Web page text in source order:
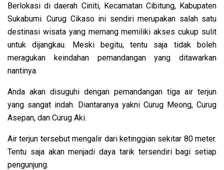
Berlokasi di daerah Ciniti, Kecamatan Cibitung, Kabupaten
Sukabumi. Curug Cikaso ini sendiri merupakan salah satu
destinasi wisata yang memang memiliki akses cukup sulit
untuk dijangkau. Meski begitu, tentu saja tidak boleh
meragukan keindahan pemandangan yang ditawarkan
nantinya.
Anda akan disuguhi dengan pemandangan tiga air terjun
yang sangat indah. Diantaranya yakni Curug Meong, Curug
Asepan, dan Curug Aki.
Air terjun tersebut mengalir dari ketinggian sekitar 80 meter.
Tentu saja akan menjadi daya tarik tersendiri bagi setiap
pengunjung.